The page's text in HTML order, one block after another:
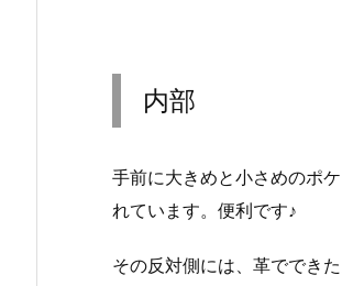
内部
手前に大きめと小さめのポ
れています。便利です♪
その反対側には、革ででき